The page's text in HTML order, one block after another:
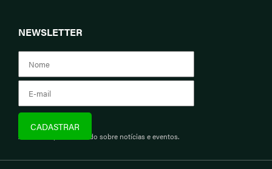
NEWSLETTER
Assine e fique informado sobre notícias e eventos.